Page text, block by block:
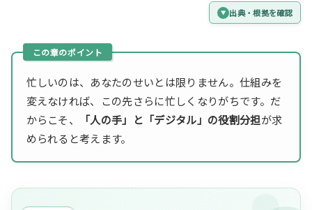
出典・根拠を確認
忙しいのは、あなたのせいとは限りません。仕組みを
変えなければ、この先さらに忙しくなりがちです。だ
からこそ、
「人の手」と「デジタル」の役割分担が求
められると考えます。